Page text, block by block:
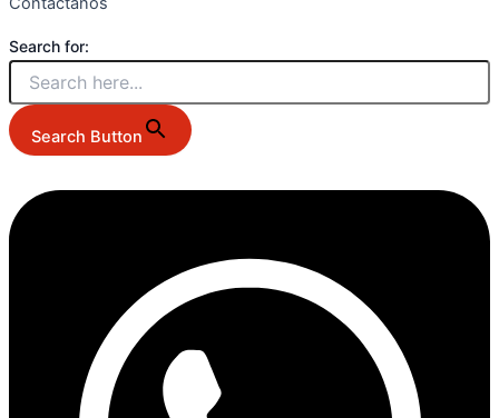
Search for:
Search Button